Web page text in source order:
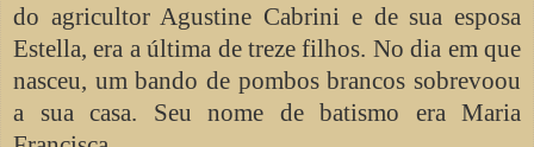
do agricultor Agustine Cabrini e de sua esposa
Estella, era a última de treze filhos. No dia em que
nasceu, um bando de pombos brancos sobrevoou
a sua casa. Seu nome de batismo era Maria